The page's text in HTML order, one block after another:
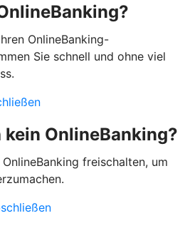
OnlineBanking-
Sie schnell und ohne viel
OnlineBanking?
freischalten, um